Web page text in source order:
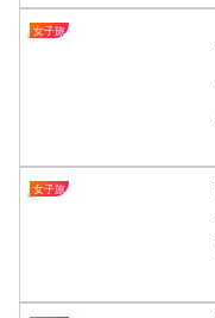
女子旅
女子旅